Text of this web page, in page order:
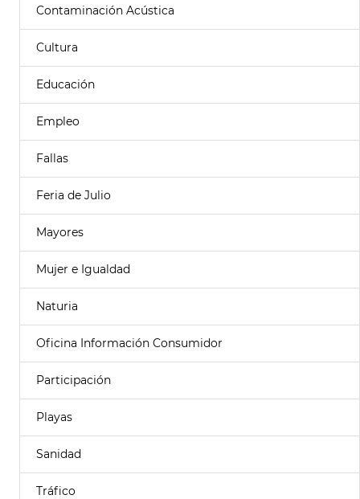
Contaminación Acústica
Cultura
Educación
Empleo
Fallas
Feria de Julio
Mayores
Mujer e Igualdad
Naturia
Oficina Información Consumidor
Participación
Playas
Sanidad
Tráfico